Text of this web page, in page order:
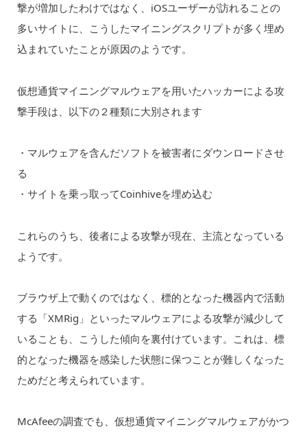
撃が増加したわけではなく、iOSユーザーが訪れることの
多いサイトに、こうしたマイニングスクリプトが多く埋め
込まれていたことが原因のようです。
仮想通貨マイニングマルウェアを用いたハッカーによる攻
撃手段は、以下の２種類に大別されます
・マルウェアを含んだソフトを被害者にダウンロードさせ
る
・サイトを乗っ取ってCoinhiveを埋め込む
これらのうち、後者による攻撃が現在、主流となっている
ようです。
ブラウザ上で動くのではなく、標的となった機器内で活動
する「XMRig」といったマルウェアによる攻撃が減少して
いることも、こうした傾向を裏付けています。これは、標
的となった機器を感染した状態に保つことが難しくなった
ためだと考えられています。
McAfeeの調査でも、仮想通貨マイニングマルウェアがかつ